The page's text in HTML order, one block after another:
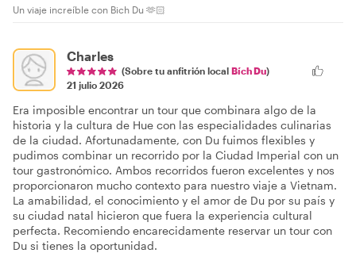
Un viaje increíble con Bich Du 🫶🏻
Charles
(Sobre tu anfitrión local Bích Du)
21 julio 2026
Era imposible encontrar un tour que combinara algo de la
historia y la cultura de Hue con las especialidades culinarias
de la ciudad. Afortunadamente, con Du fuimos flexibles y
pudimos combinar un recorrido por la Ciudad Imperial con un
tour gastronómico. Ambos recorridos fueron excelentes y nos
proporcionaron mucho contexto para nuestro viaje a Vietnam.
La amabilidad, el conocimiento y el amor de Du por su país y
su ciudad natal hicieron que fuera la experiencia cultural
perfecta. Recomiendo encarecidamente reservar un tour con
Du si tienes la oportunidad.